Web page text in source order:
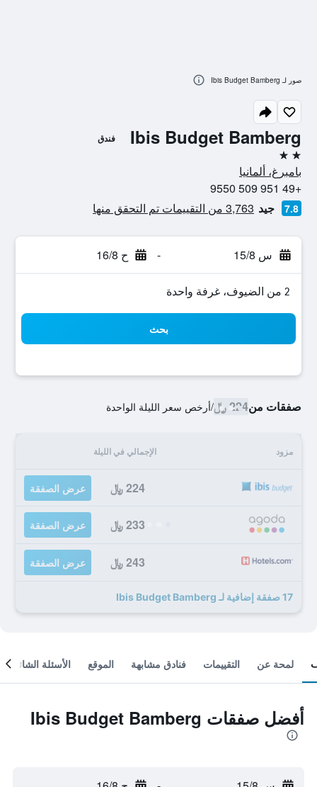
Ibis Budget Bamberg فندق
2 نجمتين
بامبرغ، ألمانيا
+49 951 509 9550
7.8 جيد 3,763 من التقييمات تم التحقق منها
س 15/8 - ح 16/8
2 من الضيوف، غرفة واحدة
بحث
صفقات من224 ﷼ /أرخص سعر الليلة الواحدة
مزود الإجمالي في الليلة
224 ﷼ عرض الصفقة
233 ﷼ عرض الصفقة
243 ﷼ عرض الصفقة
17 صفقة إضافية لـ Ibis Budget Bamberg
صور لـ Ibis Budget Bamberg
لمحة عن التقييمات فنادق مشابهة الموقع الأسئلة الشائعة
أفضل صفقات Ibis Budget Bamberg